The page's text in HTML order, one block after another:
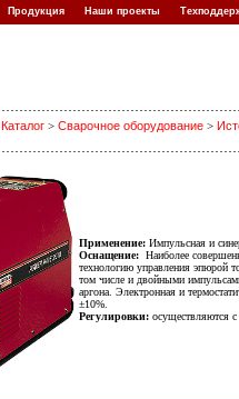
Продукция Наши проекты
Каталог > Сварочное оборудование >
Применение: Импульсная и
Оснащение: Наиболее
технологию управления эпюрой
том числе и двойными
аргона. Электронная и
±10%.
Регулировки: осуществляются